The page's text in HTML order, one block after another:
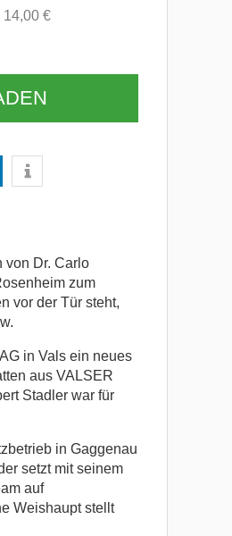
14,00 €
von Dr. Carlo
zum
vor der Tür steht,
in Vals ein neues
aus VALSER
Stadler war für
in Gaggenau
setzt mit seinem
auf
Weishaupt stellt